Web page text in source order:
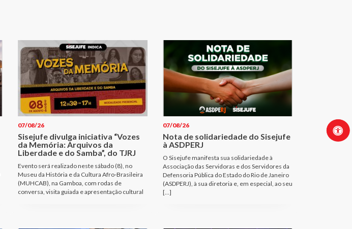
07/08/26
Sisejufe divulga iniciativa “Vozes
da Memória: Arquivos da
Liberdade e do Samba”, do TJRJ
Evento será realizado neste sábado (8), no
Museu da História e da Cultura Afro-Brasileira
(MUHCAB), na Gamboa, com rodas de
conversa, visita guiada e apresentação cultural
07/08/26
Nota de solidariedade do Sisejufe
à ASDPERJ
O Sisejufe manifesta sua solidariedade à
Associação das Servidoras e dos Servidores da
Defensoria Pública do Estado do Rio de Janeiro
(ASDPERJ), à sua diretoria e, em especial, ao seu
[…]